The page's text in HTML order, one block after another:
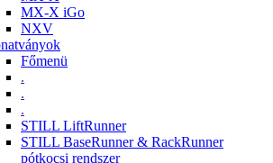
MX-X iGo
NXV
Főmenü
.
.
.
STILL LiftRunner
STILL BaseRunner & RackRunner
pótkocsi rendszer